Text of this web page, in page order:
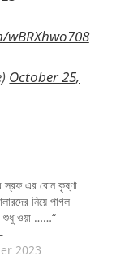
October 25,
স্রফ এর বোন কৃষ্ণা
নিয়ে পাগল
শুধু ওয়া ……“
2023